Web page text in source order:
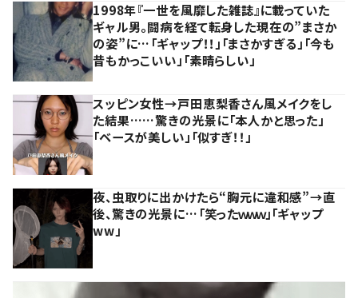
1998年『一世を風靡した雑誌』に載っていた
ギャル男。闘病を経て転身した現在の”まさか
の姿”に…「ギャップ！！」「まさかすぎる」「今も
昔もかっこいい」「素晴らしい」
スッピン女性→戸田恵梨香さん風メイクをし
た結果……驚きの光景に「本人かと思った」
「ベースが美しい」「似すぎ！！」
夜、虫取りに出かけたら“胸元に違和感”→直
後、驚きの光景に…「笑ったｗｗｗ」「ギャップ
ww」